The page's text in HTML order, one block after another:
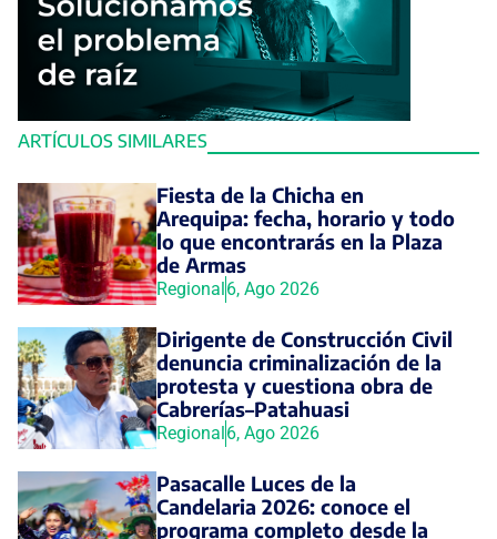
ARTÍCULOS SIMILARES
Fiesta de la Chicha en
Arequipa: fecha, horario y todo
lo que encontrarás en la Plaza
de Armas
Regional6, Ago 2026
Dirigente de Construcción Civil
denuncia criminalización de la
protesta y cuestiona obra de
Cabrerías–Patahuasi
Regional6, Ago 2026
Pasacalle Luces de la
Candelaria 2026: conoce el
programa completo desde la